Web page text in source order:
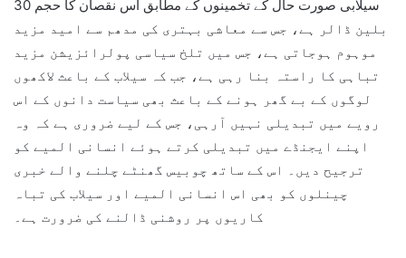
سیلابی صورت حال کے تخمینوں کے مطابق اس نقصان کا حجم 30
بلین ڈالر ہے، جس سے معاشی بہتری کی مدھم سے امید مزید
موہوم ہوجاتی ہے، جس میں تلخ سیاسی پولرائزیشن مزید
تباہی کا راستہ بنا رہی ہے، جب کہ سیلاب کے باعث لاکھوں
لوگوں کے بے گھر ہونے کے باعث بھی سیاست دانوں کے اس
رویے میں تبدیلی نہیں آرہی، جس کے لیے ضروری ہے کہ وہ
اپنے ایجنڈے میں تبدیلی کرتے ہوئے انسانی المیے کو
ترجیح دیں۔ اس کے ساتھ چوبیس گھنٹے چلنے والے خبری
چینلوں کو بھی اس انسانی المیے اور سیلاب کی تباہ
کاریوں پر روشنی ڈالنے کی ضرورت ہے۔